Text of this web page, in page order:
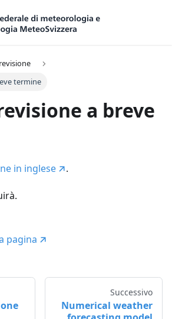
termine
a breve
in inglese .
pagina
Successivo
Numerical weather